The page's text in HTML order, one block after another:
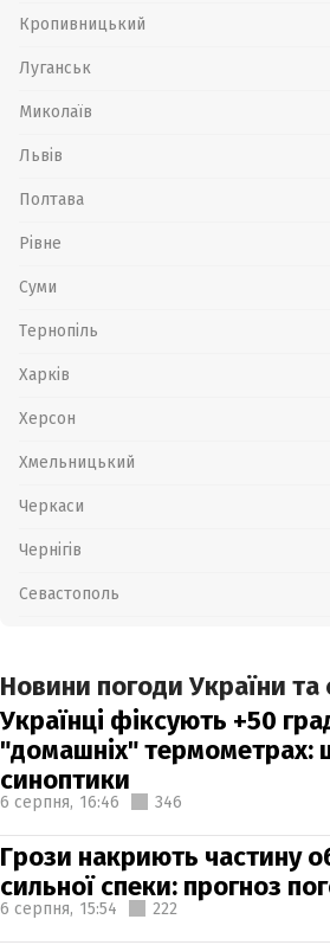
Кропивницький
Луганськ
Миколаїв
Львів
Полтава
Рівне
Суми
Тернопіль
Харків
Херсон
Хмельницький
Черкаси
Чернігів
Севастополь
Новини погоди України та
Українці фіксують +50
"домашніх" термометрах:
синоптики
6 серпня, 16:46 346
Грози накриють частину
сильної спеки: прогноз
6 серпня, 15:54 222